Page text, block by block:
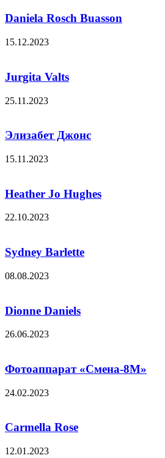
Daniela Rosch Buasson
15.12.2023
Jurgita Valts
25.11.2023
Элизабет Джонс
15.11.2023
Heather Jo Hughes
22.10.2023
Sydney Barlette
08.08.2023
Dionne Daniels
26.06.2023
Фотоаппарат «Смена-8М»
24.02.2023
Carmella Rose
12.01.2023